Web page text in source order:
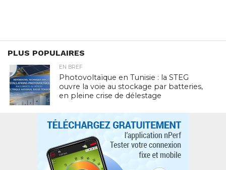
PLUS POPULAIRES
EN BREF
Photovoltaïque en Tunisie : la STEG
ouvre la voie au stockage par batteries,
en pleine crise de délestage